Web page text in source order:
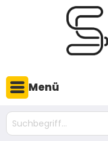
Menü